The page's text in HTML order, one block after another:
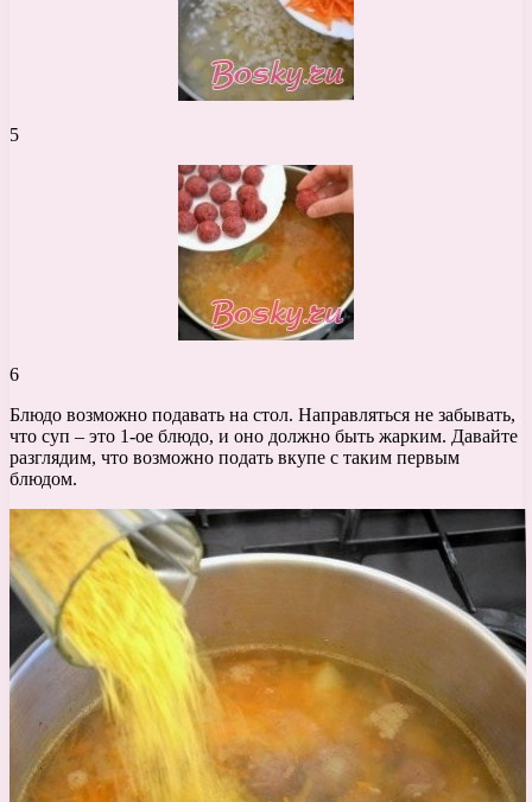
5
6
Блюдо возможно подавать на стол. Направляться не забывать,
что суп – это 1-ое блюдо, и оно должно быть жарким. Давайте
разглядим, что возможно подать вкупе с таким первым
блюдом.